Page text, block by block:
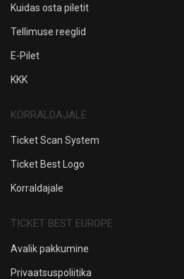
Kuidas osta piletit
Tellimuse reeglid
E-Pilet
KKK
KORRALDAJALE
Ticket Scan System
Ticket Best Logo
Korraldajale
TICKET BEST EUROPE
Avalik pakkumine
Privaatsuspoliitika